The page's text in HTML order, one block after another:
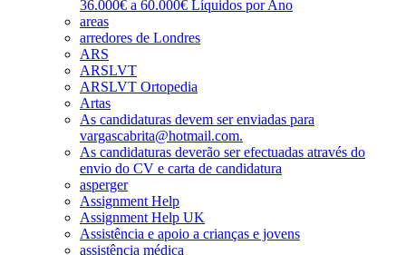
36.000€ a 60.000€ Líquidos por Ano
areas
arredores de Londres
ARS
ARSLVT
ARSLVT Ortopedia
Artas
As candidaturas devem ser enviadas para
vargascabrita@hotmail.com.
As candidaturas deverão ser efectuadas através do
envio do CV e carta de candidatura
asperger
Assignment Help
Assignment Help UK
Assistência e apoio a crianças e jovens
assistência médica